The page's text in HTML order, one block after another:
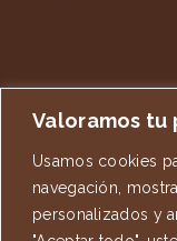
Valoramos tu
Usamos cookies
navegación,
personalizados y